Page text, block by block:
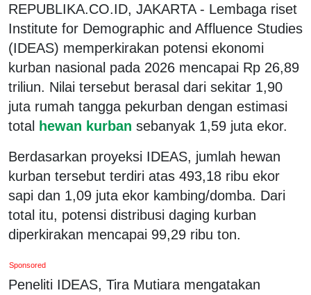
REPUBLIKA.CO.ID, JAKARTA - Lembaga riset
Institute for Demographic and Affluence Studies
(IDEAS) memperkirakan potensi ekonomi
kurban nasional pada 2026 mencapai Rp 26,89
triliun. Nilai tersebut berasal dari sekitar 1,90
juta rumah tangga pekurban dengan estimasi
total
hewan kurban sebanyak 1,59 juta ekor.
Berdasarkan proyeksi IDEAS, jumlah hewan
kurban tersebut terdiri atas 493,18 ribu ekor
sapi dan 1,09 juta ekor kambing/domba. Dari
total itu, potensi distribusi daging kurban
diperkirakan mencapai 99,29 ribu ton.
Sponsored
Peneliti IDEAS, Tira Mutiara mengatakan